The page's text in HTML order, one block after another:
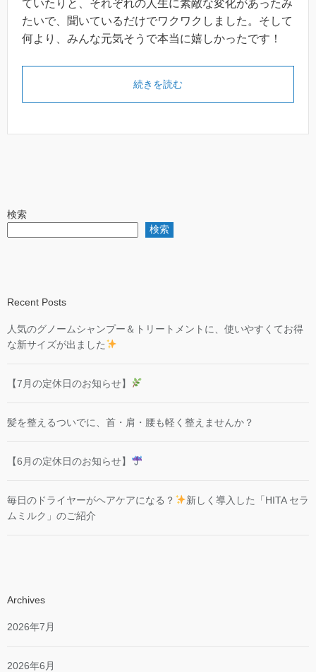
ていたりと、それぞれの人生に素敵な変化があったみ
たいで、聞いているだけでワクワクしました。そして
何より、みんな元気そうで本当に嬉しかったです！
続きを読む
検索
検索
Recent Posts
人気のグノームシャンプー＆トリートメントに、使いやすくてお得
な新サイズが出ました
【7月の定休日のお知らせ】
髪を整えるついでに、首・肩・腰も軽く整えませんか？
【6月の定休日のお知らせ】
毎日のドライヤーがヘアケアになる？
新しく導入した「HITA セラ
ムミルク」のご紹介
Archives
2026年7月
2026年6月